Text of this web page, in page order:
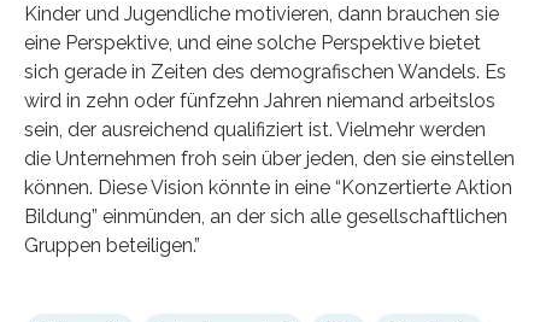
Kinder und Jugendliche motivieren, dann brauchen sie
eine Perspektive, und eine solche Perspektive bietet
sich gerade in Zeiten des demografischen Wandels. Es
wird in zehn oder fünfzehn Jahren niemand arbeitslos
sein, der ausreichend qualifiziert ist. Vielmehr werden
die Unternehmen froh sein über jeden, den sie einstellen
können. Diese Vision könnte in eine “Konzertierte Aktion
Bildung” einmünden, an der sich alle gesellschaftlichen
Gruppen beteiligen.”